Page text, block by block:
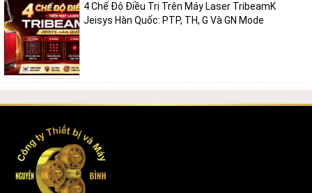
Website:thietbivamay.com
Fanpage:Thiết bị và máy Nguyên Bình
4 Chế Độ Điều Trị Trên Máy Laser TribeamK
Jeisys Hàn Quốc: PTP, TH, G Và GN Mode